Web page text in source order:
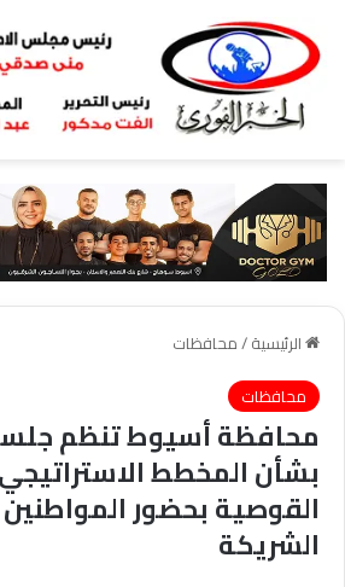
الرئيسية/محافظات
محافظات
محافظة أسيوط تنظم
بشأن المخطط
القوصية بحضور
الشريكة